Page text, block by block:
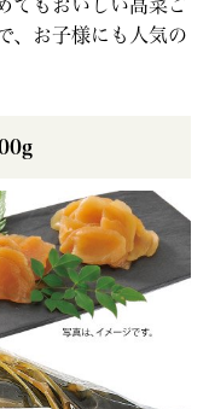
、お子様にも人気の